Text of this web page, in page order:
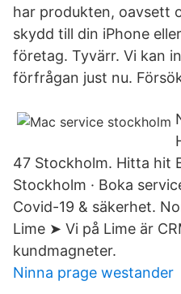
har produkten, oavsett
skydd till din iPhone
företag. Tyvärr. Vi kan
förfrågan just nu.
47 Stockholm. Hitta hit
Stockholm · Boka
Covid-19 & säkerhet.
Lime ➤ Vi på Lime är
kundmagneter.
Ninna prage westander